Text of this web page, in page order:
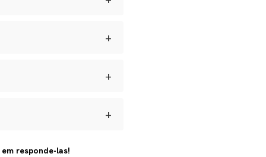
+
+
+
responde-las!